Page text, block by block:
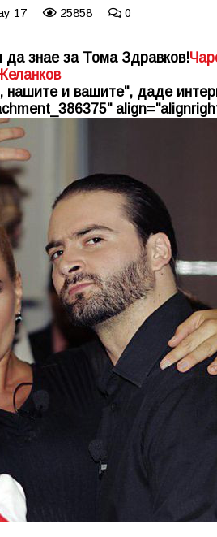
17 25858 0
да знае за Тома Здравков!
нашите и вашите", даде